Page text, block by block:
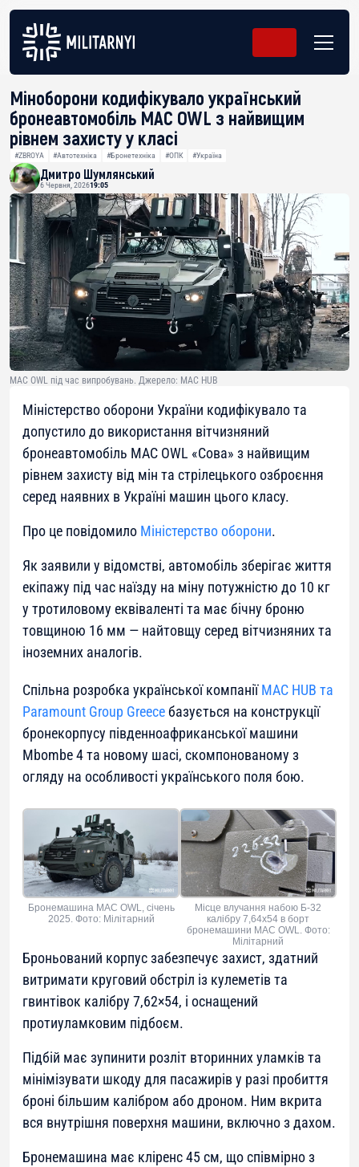
Міноборони кодифікувало український
бронеавтомобіль MAC OWL з найвищим
рівнем захисту у класі
#ZBROYA #Автотехніка #Бронетехніка #ОПК #Україна
Дмитро Шумлянський
6 Червня, 202619:05
MAC OWL під час випробувань. Джерело: MAC HUB
Міністерство оборони України кодифікувало та
допустило до використання вітчизняний
бронеавтомобіль MAC OWL «Сова» з найвищим
рівнем захисту від мін та стрілецького озброєння
серед наявних в Україні машин цього класу.
Про це повідомило Міністерство оборони.
Як заявили у відомстві, автомобіль зберігає життя
екіпажу під час наїзду на міну потужністю до 10 кг
у тротиловому еквіваленті та має бічну броню
товщиною 16 мм — найтовщу серед вітчизняних та
іноземних аналогів.
Спільна розробка української компаніїMAC HUB та
Paramount Group Greeceбазується на конструкції
бронекорпусу південноафриканської машини
Mbombe 4 та новому шасі, скомпонованому з
огляду на особливості українського поля бою.
Бронемашина MAC OWL, січень
2025. Фото: Мілітарний
Місце влучання набою Б-32
калібру 7,64х54 в борт
бронемашини MAC OWL. Фото:
Мілітарний
Броньований корпус забезпечує захист, здатний
витримати круговий обстріл із кулеметів та
гвинтівок калібру 7,62×54, і оснащений
протиуламковим підбоєм.
Підбій має зупинити розліт вторинних уламків та
мінімізувати шкоду для пасажирів у разі пробиття
броні більшим калібром або дроном. Ним вкрита
вся внутрішня поверхня машини, включно з дахом.
Бронемашина має кліренс 45 см, що співмірно з